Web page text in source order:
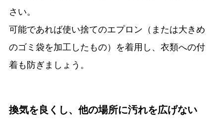
さい。
可能であれば使い捨てのエプロン（または大きめ
のゴミ袋を加工したもの）を着用し、衣類への付
着も防ぎましょう。
換気を良くし、他の場所に汚れを広げない